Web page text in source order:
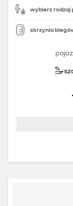
wybierz rodzaj
skrzynia